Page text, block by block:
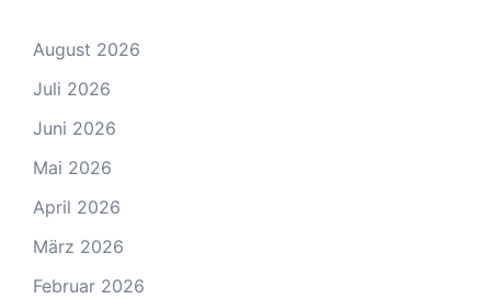
August 2026
Juli 2026
Juni 2026
Mai 2026
April 2026
März 2026
Februar 2026